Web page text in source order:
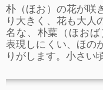
朴（ほお）の花が咲
り大きく、花も大人
名な、朴葉（ほおば
表現しにくい、ほの
りがします。小さい